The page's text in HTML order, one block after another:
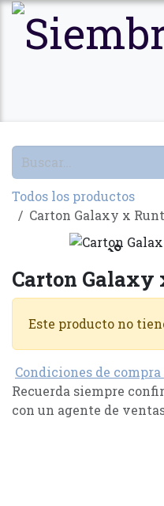
Ir al contenido
Todos los productos
Carton Galaxy x
Agotado
Carton Galaxy
Este producto no
Condiciones de
Recuerda siempre
con un agente de